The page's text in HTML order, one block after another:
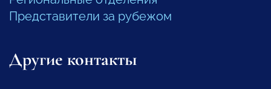
Представители за рубежом
Другие контакты